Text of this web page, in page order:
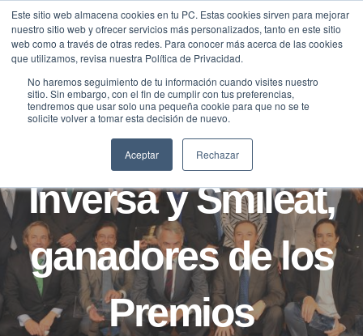
Este sitio web almacena cookies en tu PC. Estas cookies sirven para mejorar
nuestro sitio web y ofrecer servicios más personalizados, tanto en este sitio
web como a través de otras redes. Para conocer más acerca de las cookies
que utilizamos, revisa nuestra Política de Privacidad.
No haremos seguimiento de tu información cuando visites nuestro
sitio. Sin embargo, con el fin de cumplir con tus preferencias,
tendremos que usar solo una pequeña cookie para que no se te
solicite volver a tomar esta decisión de nuevo.
Aceptar Rechazar
Saltar
contenido
NOTICIAS
Acciona, Surus
Inversa y Smileat,
ganadores de los
Premios
Traducir »